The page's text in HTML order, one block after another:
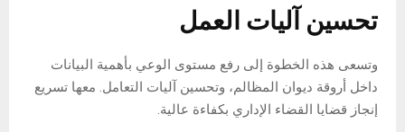
تحسين آليات العمل
وتسعى هذه الخطوة إلى رفع مستوى الوعي بأهمية البيانات
داخل أروقة ديوان المظالم، وتحسين آليات التعامل. معها تسريع
إنجاز قضايا القضاء الإداري بكفاءة عالية.